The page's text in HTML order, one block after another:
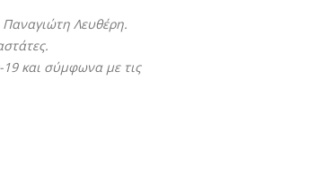
Παναγιώτη Λευθέρη.
-19 και σύμφωνα με τις